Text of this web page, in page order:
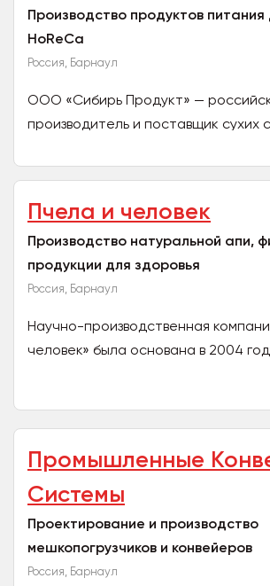
Производство продуктов питания
HoReCa
Россия, Барнаул
ООО «Сибирь Продукт» —
производитель и поставщик сухих
коктейлей. Наше...
Пчела и человек
Производство натуральной апи,
продукции для здоровья
Россия, Барнаул
Научно-производственная
человек» была основана в 2004
Промышленные
Системы
Проектирование и производство
мешкопогрузчиков и конвейеров
Россия, Барнаул